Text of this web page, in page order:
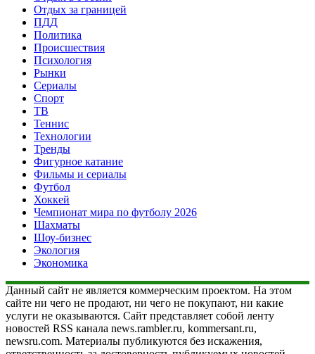
Отдых за границей
ПДД
Политика
Происшествия
Психология
Рынки
Сериалы
Спорт
ТВ
Теннис
Технологии
Тренды
Фигурное катание
Фильмы и сериалы
Футбол
Хоккей
Чемпионат мира по футболу 2026
Шахматы
Шоу-бизнес
Экология
Экономика
Данный сайт не является коммерческим проектом. На этом
сайте ни чего не продают, ни чего не покупают, ни какие
услуги не оказываются. Сайт представляет собой ленту
новостей RSS канала news.rambler.ru, kommersant.ru,
newsru.com. Материалы публикуются без искажения,